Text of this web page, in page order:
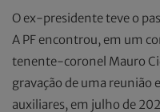
O ex-presidente teve o
A PF encontrou, em um
tenente-coronel Mauro
gravação de uma reunião
auxiliares, em julho de